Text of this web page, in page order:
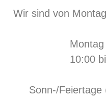
Wir sind von
10:00
Sonn-/